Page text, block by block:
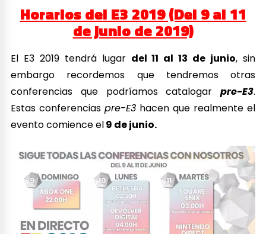
Horarios del E3 2019 (Del 9 al 11
de junio de 2019)
El E3 2019 tendrá lugar del 11 al 13 de junio, sin
embargo recordemos que tendremos otras
conferencias que podríamos catalogar pre-E3.
Estas conferenciaspre-E3 hacen que realmente el
evento comience el9 de junio.